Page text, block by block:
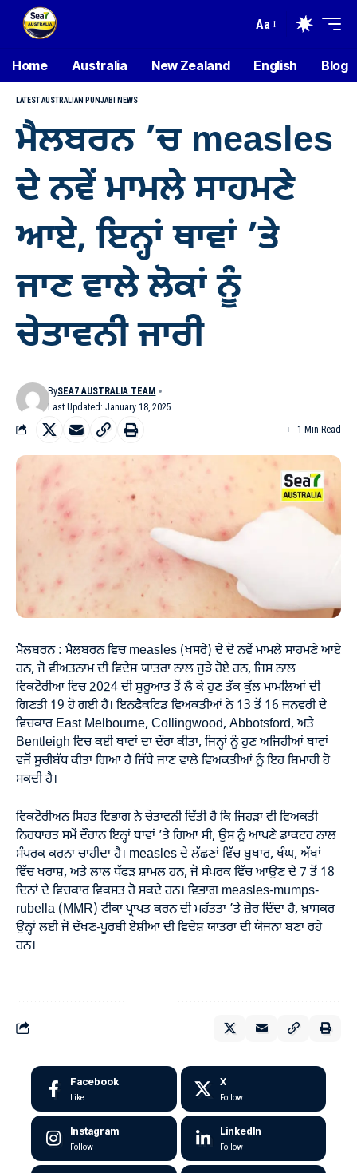
Aa
Home Australia New Zealand English Blog
LATEST AUSTRALIAN PUNJABI NEWS
ਮੈਲਬਰਨ ’ਚ measles
ਦੇ ਨਵੇਂ ਮਾਮਲੇ ਸਾਹਮਣੇ
ਆਏ, ਇਨ੍ਹਾਂ ਥਾਵਾਂ ’ਤੇ
ਜਾਣ ਵਾਲੇ ਲੋਕਾਂ ਨੂੰ
ਚੇਤਾਵਨੀ ਜਾਰੀ
Last Updated: January 18, 2025
BySEA7 AUSTRALIA TEAM
1 Min Read
ਮੈਲਬਰਨ : ਮੈਲਬਰਨ ਵਿਚ measles (ਖਸਰੇ) ਦੇ ਦੋ ਨਵੇਂ ਮਾਮਲੇ ਸਾਹਮਣੇ ਆਏ
ਹਨ, ਜੋ ਵੀਅਤਨਾਮ ਦੀ ਵਿਦੇਸ਼ ਯਾਤਰਾ ਨਾਲ ਜੁੜੇ ਹੋਏ ਹਨ, ਜਿਸ ਨਾਲ
ਵਿਕਟੋਰੀਆ ਵਿਚ 2024 ਦੀ ਸ਼ੁਰੂਆਤ ਤੋਂ ਲੈ ਕੇ ਹੁਣ ਤੱਕ ਕੁੱਲ ਮਾਮਲਿਆਂ ਦੀ
ਗਿਣਤੀ 19 ਹੋ ਗਈ ਹੈ। ਇਨਫੈਕਟਿਡ ਵਿਅਕਤੀਆਂ ਨੇ 13 ਤੋਂ 16 ਜਨਵਰੀ ਦੇ
ਵਿਚਕਾਰ East Melbourne, Collingwood, Abbotsford, ਅਤੇ
Bentleigh ਵਿਚ ਕਈ ਥਾਵਾਂ ਦਾ ਦੌਰਾ ਕੀਤਾ, ਜਿਨ੍ਹਾਂ ਨੂੰ ਹੁਣ ਅਜਿਹੀਆਂ ਥਾਵਾਂ
ਵਜੋਂ ਸੂਚੀਬੱਧ ਕੀਤਾ ਗਿਆ ਹੈ ਜਿੱਥੇ ਜਾਣ ਵਾਲੇ ਵਿਅਕਤੀਆਂ ਨੂੰ ਇਹ ਬਿਮਾਰੀ ਹੋ
ਸਕਦੀ ਹੈ।
ਵਿਕਟੋਰੀਅਨ ਸਿਹਤ ਵਿਭਾਗ ਨੇ ਚੇਤਾਵਨੀ ਦਿੱਤੀ ਹੈ ਕਿ ਜਿਹੜਾ ਵੀ ਵਿਅਕਤੀ
ਨਿਰਧਾਰਤ ਸਮੇਂ ਦੌਰਾਨ ਇਨ੍ਹਾਂ ਥਾਵਾਂ ’ਤੇ ਗਿਆ ਸੀ, ਉਸ ਨੂੰ ਆਪਣੇ ਡਾਕਟਰ ਨਾਲ
ਸੰਪਰਕ ਕਰਨਾ ਚਾਹੀਦਾ ਹੈ। measles ਦੇ ਲੱਛਣਾਂ ਵਿੱਚ ਬੁਖਾਰ, ਖੰਘ, ਅੱਖਾਂ
ਵਿੱਚ ਖਰਾਸ਼, ਅਤੇ ਲਾਲ ਧੱਫੜ ਸ਼ਾਮਲ ਹਨ, ਜੋ ਸੰਪਰਕ ਵਿੱਚ ਆਉਣ ਦੇ 7 ਤੋਂ 18
ਦਿਨਾਂ ਦੇ ਵਿਚਕਾਰ ਵਿਕਸਤ ਹੋ ਸਕਦੇ ਹਨ। ਵਿਭਾਗ measles-mumps-
rubella (MMR) ਟੀਕਾ ਪ੍ਰਾਪਤ ਕਰਨ ਦੀ ਮਹੱਤਤਾ ’ਤੇ ਜ਼ੋਰ ਦਿੰਦਾ ਹੈ, ਖ਼ਾਸਕਰ
ਉਨ੍ਹਾਂ ਲਈ ਜੋ ਦੱਖਣ-ਪੂਰਬੀ ਏਸ਼ੀਆ ਦੀ ਵਿਦੇਸ਼ ਯਾਤਰਾ ਦੀ ਯੋਜਨਾ ਬਣਾ ਰਹੇ
ਹਨ।
Facebook
Like
X
Follow
Instagram
Follow
LinkedIn
Follow